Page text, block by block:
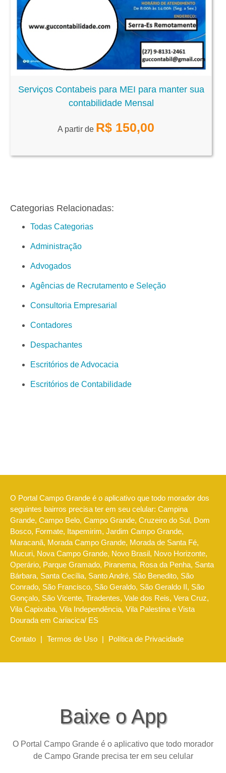
Serviços Contabeis para MEI para manter sua
contabilidade Mensal
A partir de R$ 150,00
Categorias Relacionadas:
Todas Categorias
Administração
Advogados
Agências de Recrutamento e Seleção
Consultoria Empresarial
Contadores
Despachantes
Escritórios de Advocacia
Escritórios de Contabilidade
O Portal Campo Grande é o aplicativo que todo morador dos
seguintes bairros precisa ter em seu celular: Campina
Grande, Campo Belo, Campo Grande, Cruzeiro do Sul, Dom
Bosco, Formate, Itapemirim, Jardim Campo Grande,
Maracanã, Morada Campo Grande, Morada de Santa Fé,
Mucuri, Nova Campo Grande, Novo Brasil, Novo Horizonte,
Operário, Parque Gramado, Piranema, Rosa da Penha, Santa
Bárbara, Santa Cecília, Santo André, São Benedito, São
Conrado, São Francisco, São Geraldo, São Geraldo II, São
Gonçalo, São Vicente, Tiradentes, Vale dos Reis, Vera Cruz,
Vila Capixaba, Vila Independência, Vila Palestina e Vista
Dourada em Cariacica/ ES
Contato | Termos de Uso | Política de Privacidade
Baixe o App
O Portal Campo Grande é o aplicativo que todo morador
de Campo Grande precisa ter em seu celular